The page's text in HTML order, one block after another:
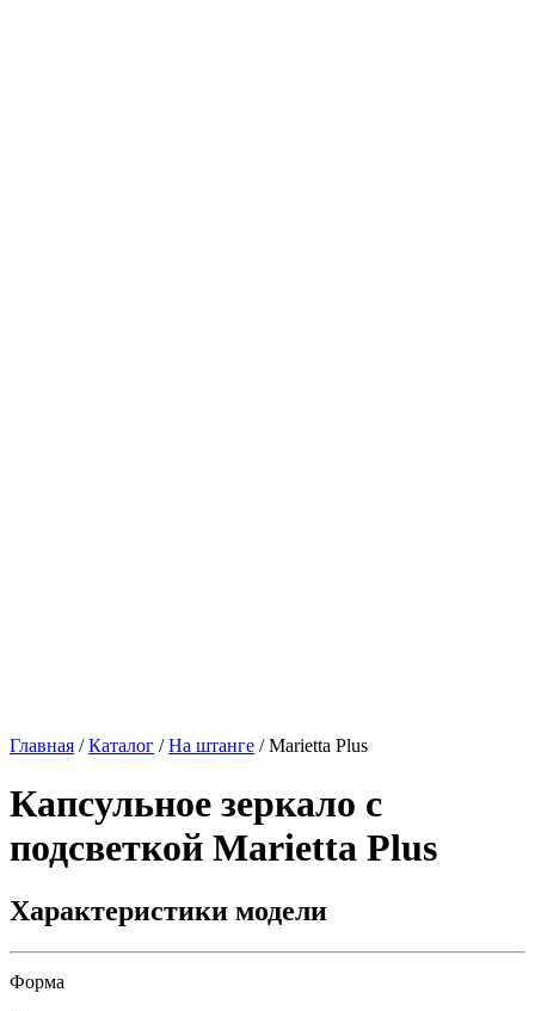
Главная /Каталог /На штанге /Marietta Plus
Капсульное зеркало c
подсветкой Marietta Plus
Характеристики модели
Форма